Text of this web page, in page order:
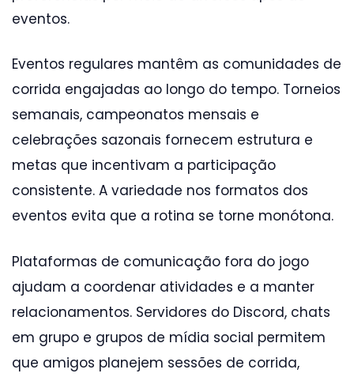
eventos.
Eventos regulares mantêm as comunidades de
corrida engajadas ao longo do tempo. Torneios
semanais, campeonatos mensais e
celebrações sazonais fornecem estrutura e
metas que incentivam a participação
consistente. A variedade nos formatos dos
eventos evita que a rotina se torne monótona.
Plataformas de comunicação fora do jogo
ajudam a coordenar atividades e a manter
relacionamentos. Servidores do Discord, chats
em grupo e grupos de mídia social permitem
que amigos planejem sessões de corrida,